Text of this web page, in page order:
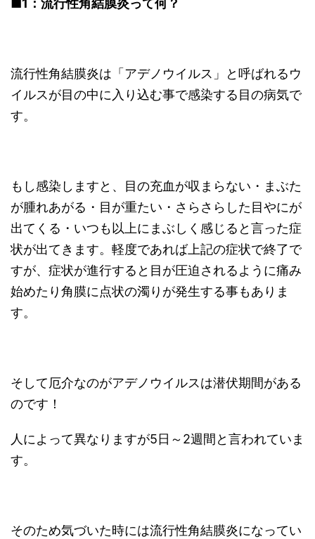
流行性角結膜炎は「アデノウイルス」と呼ばれるウ
イルスが目の中に入り込む事で感染する目の病気で
す。
もし感染しますと、目の充血が収まらない・まぶた
が腫れあがる・目が重たい・さらさらした目やにが
出てくる・いつも以上にまぶしく感じると言った症
状が出てきます。軽度であれば上記の症状で終了で
すが、症状が進行すると目が圧迫されるように痛み
始めたり角膜に点状の濁りが発生する事もありま
す。
そして厄介なのがアデノウイルスは潜伏期間がある
のです！
人によって異なりますが5日～2週間と言われていま
す。
そのため気づいた時には流行性角結膜炎になってい